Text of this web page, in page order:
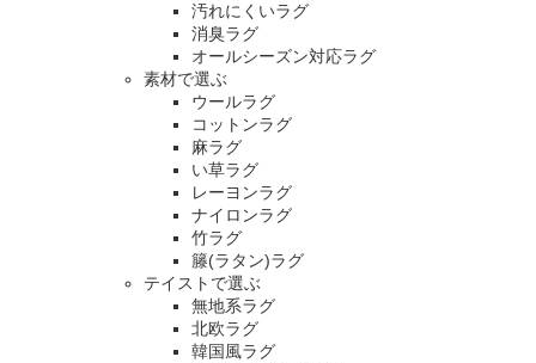
汚れにくいラグ
消臭ラグ
オールシーズン対応ラグ
素材で選ぶ
ウールラグ
コットンラグ
麻ラグ
い草ラグ
レーヨンラグ
ナイロンラグ
竹ラグ
籐(ラタン)ラグ
テイストで選ぶ
無地系ラグ
北欧ラグ
韓国風ラグ